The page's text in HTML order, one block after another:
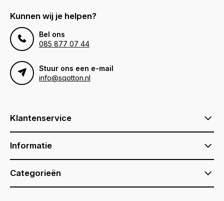
Kunnen wij je helpen?
Bel ons
085 877 07 44
Stuur ons een e-mail
info@sqotton.nl
Klantenservice
Informatie
Categorieën